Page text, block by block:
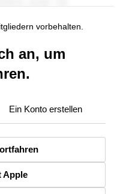
vorbehalten.
an, um
Ein Konto erstellen
Apple